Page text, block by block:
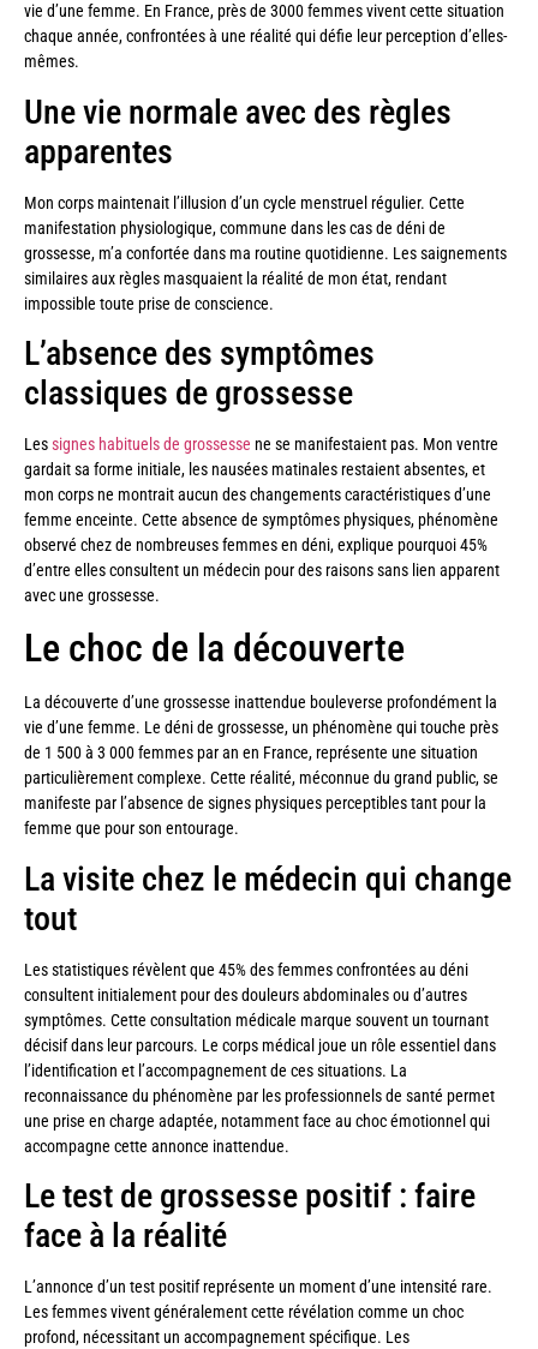
vie d’une femme. En France, près de 3000 femmes vivent cette situation
chaque année, confrontées à une réalité qui défie leur perception d’elles-
mêmes.
Une vie normale avec des règles
apparentes
Mon corps maintenait l’illusion d’un cycle menstruel régulier. Cette
manifestation physiologique, commune dans les cas de déni de
grossesse, m’a confortée dans ma routine quotidienne. Les saignements
similaires aux règles masquaient la réalité de mon état, rendant
impossible toute prise de conscience.
L’absence des symptômes
classiques de grossesse
Lessignes habituels de grossesse ne se manifestaient pas. Mon ventre
gardait sa forme initiale, les nausées matinales restaient absentes, et
mon corps ne montrait aucun des changements caractéristiques d’une
femme enceinte. Cette absence de symptômes physiques, phénomène
observé chez de nombreuses femmes en déni, explique pourquoi 45%
d’entre elles consultent un médecin pour des raisons sans lien apparent
avec une grossesse.
Le choc de la découverte
La découverte d’une grossesse inattendue bouleverse profondément la
vie d’une femme. Le déni de grossesse, un phénomène qui touche près
de 1 500 à 3 000 femmes par an en France, représente une situation
particulièrement complexe. Cette réalité, méconnue du grand public, se
manifeste par l’absence de signes physiques perceptibles tant pour la
femme que pour son entourage.
La visite chez le médecin qui change
tout
Les statistiques révèlent que 45% des femmes confrontées au déni
consultent initialement pour des douleurs abdominales ou d’autres
symptômes. Cette consultation médicale marque souvent un tournant
décisif dans leur parcours. Le corps médical joue un rôle essentiel dans
l’identification et l’accompagnement de ces situations. La
reconnaissance du phénomène par les professionnels de santé permet
une prise en charge adaptée, notamment face au choc émotionnel qui
accompagne cette annonce inattendue.
Le test de grossesse positif : faire
face à la réalité
L’annonce d’un test positif représente un moment d’une intensité rare.
Les femmes vivent généralement cette révélation comme un choc
profond, nécessitant un accompagnement spécifique. Les